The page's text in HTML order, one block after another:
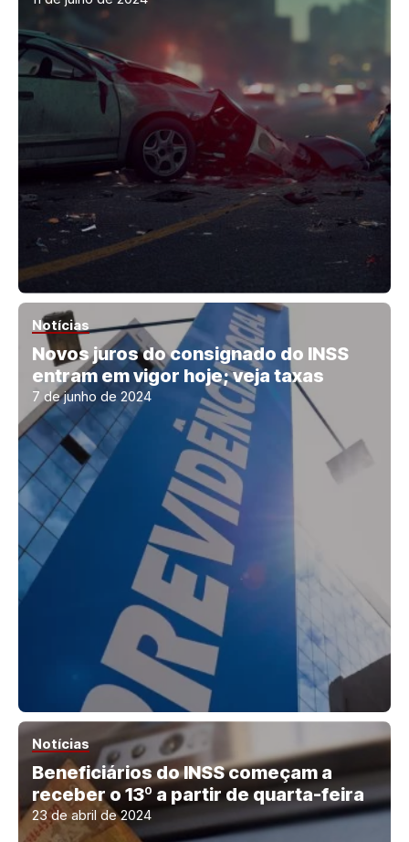
Notícias
Novos juros do consignado do INSS
entram em vigor hoje; veja taxas
7 de junho de 2024
Notícias
Beneficiários do INSS começam a
receber o 13º a partir de quarta-feira
23 de abril de 2024